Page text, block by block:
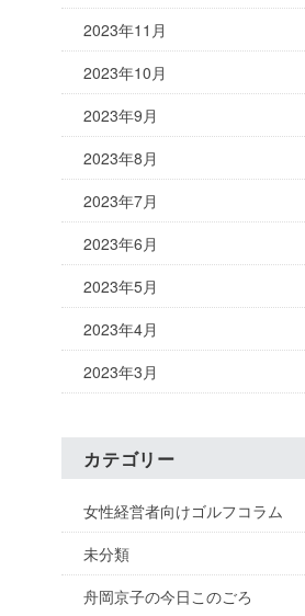
2023年11月
2023年10月
2023年9月
2023年8月
2023年7月
2023年6月
2023年5月
2023年4月
2023年3月
カテゴリー
女性経営者向けゴルフコラム
未分類
舟岡京子の今日このごろ